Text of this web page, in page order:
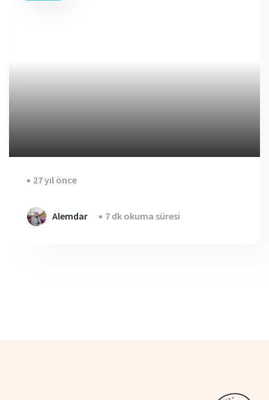
27 yıl önce
Alemdar 7 dk okuma süresi